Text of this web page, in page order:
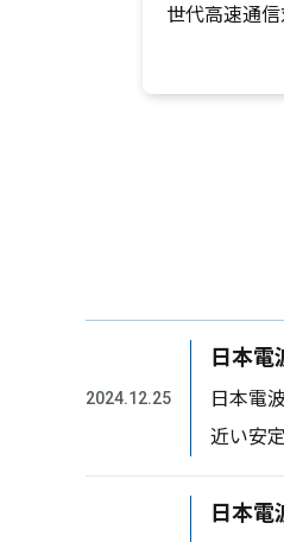
世代高速通
2024.12.25
日本
日本電
近い安
日本